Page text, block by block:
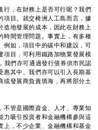
，在財務上是否可行呢？我們
項目。就交椅洲人工島而言，據
造地發展的成本，因此在財務上
時間管理問題。事實上，有多種
例如，項目中的碳中和建設，可
項目，可利用鐵路加物業發展模
我們亦可通過發行債券供市民認
惠其中。我們亦可以引入長期基
或發展商負責填海，再將部分土
管是國際資金、人才、專業知
力吸引投資者和金融機構參與這
上，不少企業、金融機構和基金